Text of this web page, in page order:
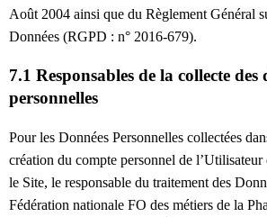
Août 2004 ainsi que du Règlement Général
Données (RGPD : n° 2016-679).
7.1 Responsables de la collecte des
personnelles
Pour les Données Personnelles collectées
création du compte personnel de
le Site, le responsable du traitement des
Fédération nationale FO des métiers de la